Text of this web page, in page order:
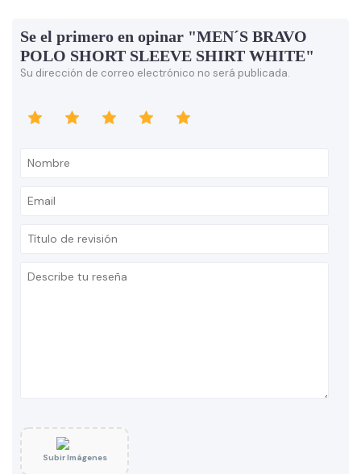
Se el primero en opinar "MEN´S BRAVO
POLO SHORT SLEEVE SHIRT WHITE"
Su dirección de correo electrónico no será publicada.
Subir Imágenes